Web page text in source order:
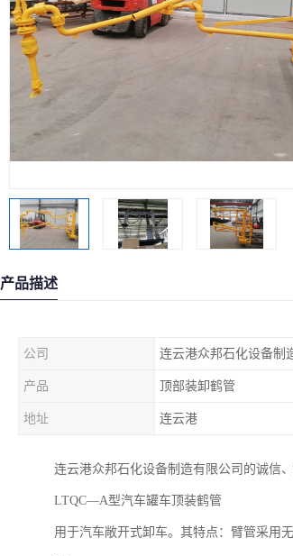
产品描述
公司 连云港众邦石化设备制
产品 顶部装卸鹤管
地址 连云港
连云港众邦石化设备制造有限公司的诚信
LTQC—A型汽车罐车顶装鹤管
用于汽车敞开式卸车。其特点：臂管采用